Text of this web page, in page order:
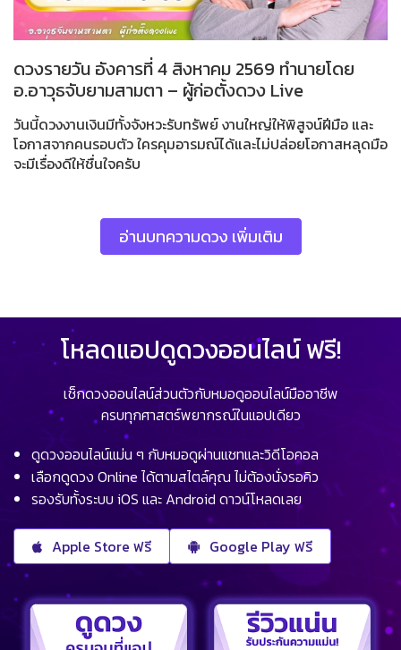
ดวงรายวัน อังคารที่ 4 สิงหาคม 2569 ทำนายโดย
อ.อาวุธจับยามสามตา – ผู้ก่อตั้งดวง Live
วันนี้ดวงงานเงินมีทั้งจังหวะรับทรัพย์ งานใหญ่ให้พิสูจน์ฝีมือ และ
โอกาสจากคนรอบตัว ใครคุมอารมณ์ได้และไม่ปล่อยโอกาสหลุดมือ
จะมีเรื่องดีให้ชื่นใจครับ
อ่านบทความดวง เพิ่มเติม
โหลดแอปดูดวงออนไลน์ ฟรี!
เช็กดวงออนไลน์ส่วนตัวกับหมอดูออนไลน์มืออาชีพ
ครบทุกศาสตร์พยากรณ์ในแอปเดียว
ดูดวงออนไลน์แม่น ๆ กับหมอดูผ่านแชทและวิดีโอคอล
เลือกดูดวง Online ได้ตามสไตล์คุณ ไม่ต้องนั่งรอคิว
รองรับทั้งระบบ iOS และ Android ดาวน์โหลดเลย
Apple Store ฟรี Google Play ฟรี